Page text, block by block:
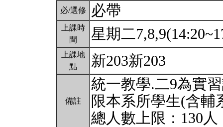
必/選修 必帶
上課時
間
星期二
上課地
點
新203新203
備註
統一教學.二9為實
限本系所學生(含輔
總人數上限：130人